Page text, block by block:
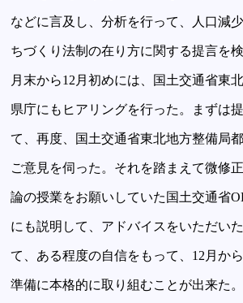
などに言及し、分析を行って、人口減
ちづくり法制の在り方に関する提言を
月末から12月初めには、国土交通省東
県庁にもヒアリングを行った。まずは
て、再度、国土交通省東北地方整備局
ご意見を伺った。それを踏まえて微修
論の授業をお願いしていた国土交通省
にも説明して、アドバイスをいただい
て、ある程度の自信をもって、12月か
準備に本格的に取り組むことが出来た。